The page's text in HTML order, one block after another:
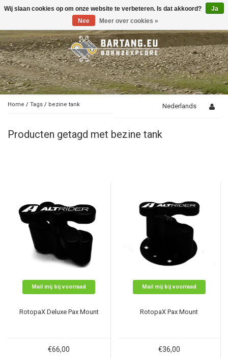
Toggle
Home / Tags / bezine tank Nederlands
Producten getagd met bezine tank
Mail mij bij voorraad
RotopaX Deluxe Pax Mount
€66,00
Mail mij bij voorraad
RotopaX Pax Mount
€36,00
Wij slaan cookies op om onze website te verbeteren. Is dat akkoord?
Ja
Nee
Meer over cookies »